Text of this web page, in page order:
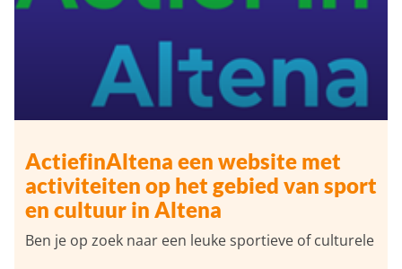
ActiefinAltena een website met
activiteiten op het gebied van sport
en cultuur in Altena
Ben je op zoek naar een leuke sportieve of culturele